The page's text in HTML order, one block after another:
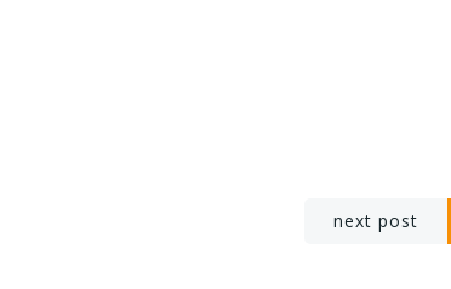
next post